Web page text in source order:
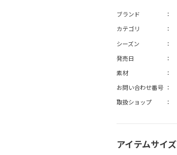
ブランド
カテゴリ
シーズン
発売日
素材
お問い合わせ番号
取扱ショップ
アイテムサイズ